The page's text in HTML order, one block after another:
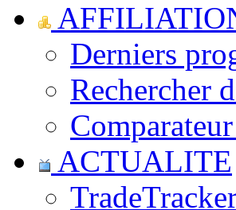
Derniers
Rechercher
ACTUALITE